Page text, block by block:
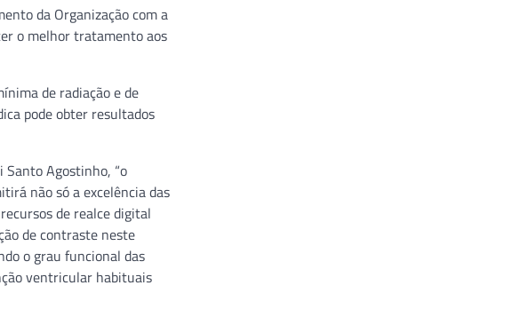
da Organização com a
o melhor tratamento aos
de radiação e de
pode obter resultados
Santo Agostinho, “o
não só a excelência das
de realce digital
de contraste neste
o grau funcional das
ventricular habituais